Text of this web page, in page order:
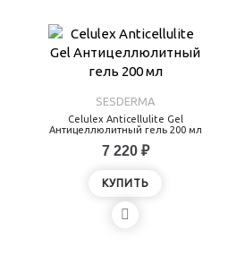
SESDERMA
Celulex Anticellulite Gel
Антицеллюлитный гель 200 мл
7 220 ₽
КУПИТЬ